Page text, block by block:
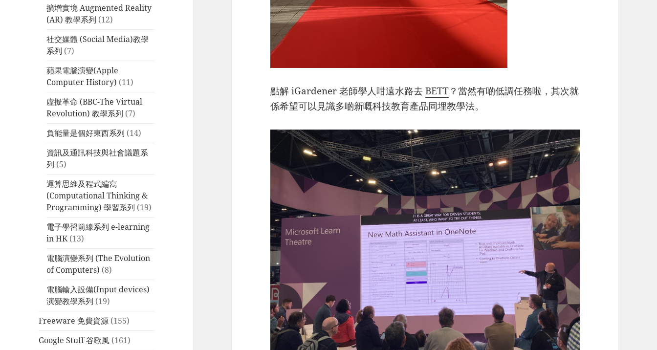
擴增實境 Augmented Reality
(AR) 教學系列 (12)
社交媒體 (Social Media)教學
系列 (7)
蘋果電腦演變(Apple
Computer History) (11)
虛擬革命 (BBC-The Virtual
Revolution) 教學系列 (7)
負能量是個好東西系列 (14)
資訊及通訊科技與社會議題系
列 (5)
運算思維及程式編寫
(Computational Thinking &
Programming) 學習系列 (19)
電子學習前線系列 e-learning
in HK(13)
電腦演變系列 (The Evolution
of Computers) (8)
電腦輸入設備(Input devices)
演變教學系列 (19)
Freeware 免費資源 (155)
Google Stuff 谷歌風 (161)
點解 iGardener 老師學人咁遠水路去BETT？當然有啲低調任務啦，其次就
係希望可以見識多啲新嘅科技教育產品同埋教學法。